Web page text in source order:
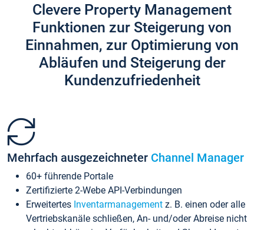
Clevere Property Management
Funktionen zur Steigerung von
Einnahmen, zur Optimierung von
Abläufen und Steigerung der
Kundenzufriedenheit
Mehrfach ausgezeichneter Channel Manager
60+ führende Portale
Zertifizierte 2-Webe API-Verbindungen
Erweitertes Inventarmanagement z. B. einen oder alle
Vertriebskanäle schließen, An- und/oder Abreise nicht